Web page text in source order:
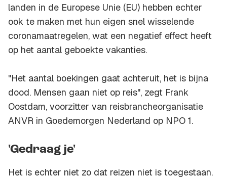
landen in de Europese Unie (EU) hebben echter
ook te maken met hun eigen snel wisselende
coronamaatregelen, wat een negatief effect heeft
op het aantal geboekte vakanties.
"Het aantal boekingen gaat achteruit, het is bijna
dood. Mensen gaan niet op reis", zegt Frank
Oostdam, voorzitter van reisbrancheorganisatie
ANVR in Goedemorgen Nederland op NPO 1.
'Gedraag je'
Het is echter niet zo dat reizen niet is toegestaan.